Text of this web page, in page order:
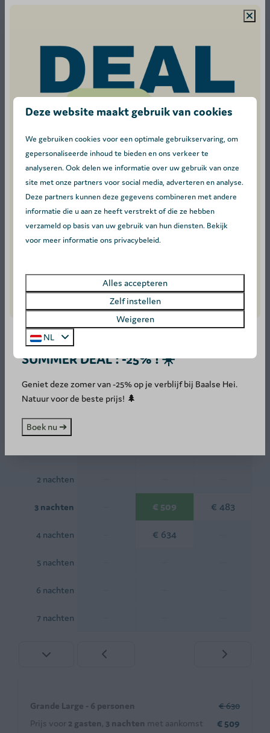
Een compleet ingerichte open keuken, voorzien van een
koel-vriescombinatie, gasfornuis, magnetron, vaatwasser
en een koffiezetapparaat.
Een moderne badkamer met een ruime douchecabine en
wastafel, plus een apart toilet.
Een heerlijk buitenterras uitgerust met een tuintafel, vier
stoelen en twee relaxstoelen.
Een parkeerplaats voor één auto, handig gelegen nabij de
accommodatie.
Energielabel:
Beschikbaarheid en prijs
2 gasten
zo09-08-2026 wo12-08-2026
2 nachten
3 nachten € 509 € 483
4 nachten € 634
5 nachten
6 nachten
7 nachten
€ 630
€ 509
Grande Large - 6 personen
Prijs voor 2 gasten, 3 nachten met aankomst
SUMMER DEAL : -25% ! ☀️
Geniet deze zomer van -25% op je verblijf bij Baalse Hei.
Natuur voor de beste prijs! 🌲
Boek nu ➔
Deze website maakt gebruik van cookies
We gebruiken cookies voor een optimale gebruikservaring, om
gepersonaliseerde inhoud te bieden en ons verkeer te
analyseren. Ook delen we informatie over uw gebruik van onze
site met onze partners voor social media, adverteren en analyse.
Deze partners kunnen deze gegevens combineren met andere
informatie die u aan ze heeft verstrekt of die ze hebben
verzameld op basis van uw gebruik van hun diensten. Bekijk
voor meer informatie ons privacybeleid.
Alles accepteren
Zelf instellen
Weigeren
NL